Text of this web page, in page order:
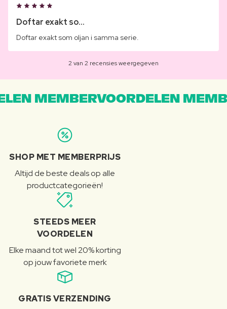
Doftar exakt so...
Doftar exakt som oljan i samma serie.
2 van 2 recensies weergegeven
MEMBERVOORDELEN
SHOP MET MEMBERPRIJS
Altijd de beste deals op alle
productcategorieën!
STEEDS MEER
VOORDELEN
Elke maand tot wel 20% korting
op jouw favoriete merk
GRATIS VERZENDING